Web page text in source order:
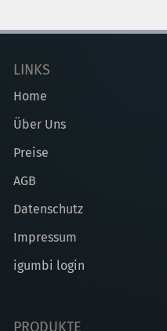
LINKS
Home
Über Uns
Preise
AGB
Datenschutz
Impressum
igumbi login
PRODUKTE